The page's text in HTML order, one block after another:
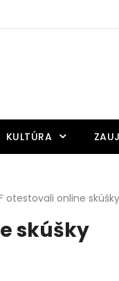
KULTÚRA
otestovali online skúšky
skúšky